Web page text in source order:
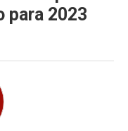
para 2023